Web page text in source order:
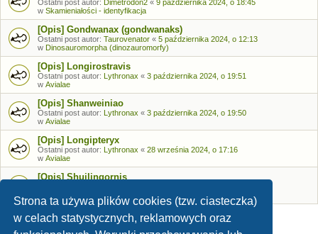
Strona ta używa plików cookies (tzw. ciasteczka)
w celach statystycznych, reklamowych oraz
Ostatni post autor: Dimetrodon2 « 9 października 2024, o 18:45
w Skamieniałości - identyfikacja
[Opis] Gondwanax (gondwanaks)
Ostatni post autor: Taurovenator « 5 października 2024, o 12:13
w Dinosauromorpha (dinozauromorfy)
[Opis] Longirostravis
Ostatni post autor: Lythronax « 3 października 2024, o 19:51
w Avialae
[Opis] Shanweiniao
Ostatni post autor: Lythronax « 3 października 2024, o 19:50
w Avialae
[Opis] Longipteryx
Ostatni post autor: Lythronax « 28 września 2024, o 17:16
w Avialae
[Opis] Shuilingornis